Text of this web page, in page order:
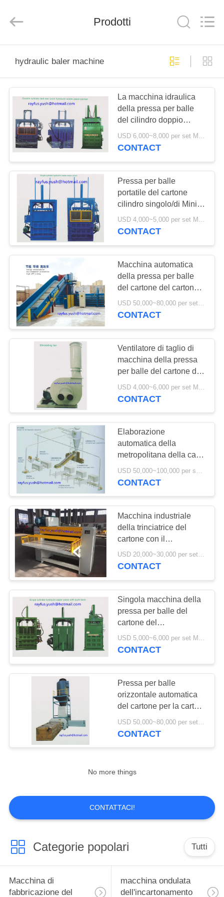
PRODOTTI
CIRCA
NOI
GIRO
DELLA
FABBRICA
CONTROLLO
DI
QUALITÀ
CONTATTICI
NOTIZIE
CITAZIONE
MAPPA
SITO
PRIVACY
POLICY
CARTON
MACHINE
Rights
Prodotti
hydraulic baler machine
La macchina idraulica
della pressa per balle
del cilindro doppio
elimina per il cartone
ondulato del contenitore
USD 6,000~8,000 per set MOQ:1 insieme
CONTACT
Pressa per balle
portatile del cartone
cilindro singolo/di Mini
Cardboard Baler
Machine mobile
USD 4,000~5,000 per set MOQ:1 insieme
CONTACT
Macchina automatica
della pressa per balle
del cartone del cartone
residuo/macchina
compattatore del cartone
USD 50,000~80,000 per set MOQ:1 insieme
CONTACT
Ventilatore di taglio di
macchina della pressa
per balle del cartone di
industria che tagliuzza il
lavoro pulito di risparmi
CONTACT
Elaborazione
automatica della
metropolitana della carta
del sistema della
macchina della pressa
USD 50,000~100,000 per set MOQ:1 insieme
CONTACT
Macchina industriale
della trinciatrice del
cartone con il
tagliuzzamento dell'alta
efficienza del fan
USD 20,000~30,000 per set MOQ:1 insieme
CONTACT
Singola macchina della
pressa per balle del
cartone del
cilindro/pressa per balle
verticale industriale del
USD 5,000~6,000 per set MOQ:1 insieme
CONTACT
Pressa per balle
orizzontale automatica
del cartone per la carta
ondulata del contenitore
residuo di cartone
CONTACT
No more things
CONTATTACI!
Categorie popolari Tutti
Macchina di
fabbricazione del
macchina ondulata
dell'incartonamento